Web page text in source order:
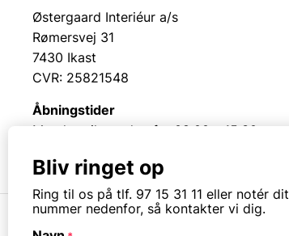
Østergaard Interiéur a/s
Rømersvej 31
7430 Ikast
CVR: 25821548
Åbningstider
Mandag til torsdag fra 08:00 – 15:30.
Bliv ringet op
Ring til os på tlf. 97 15 31 11 eller notér dit
nummer nedenfor, så kontakter vi dig.